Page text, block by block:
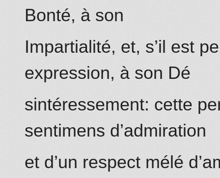
Bonté, à son
Impartialité, et, s’il est
expression, à son Dé
sintéressement: cette
sentimens d’admiration
et d’un respect mélé